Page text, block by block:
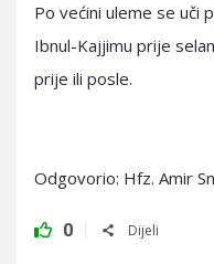
Po većini uleme se uči
Ibnul-Kajjimu prije
prije ili posle.
Odgovorio: Hfz. Amir
0 Dijeli